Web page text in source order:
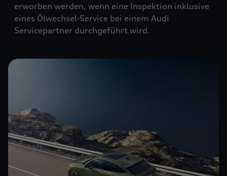
erworben werden, wenn eine Inspektion inklusive
eines Ölwechsel-Service bei einem Audi
Servicepartner durchgeführt wird.